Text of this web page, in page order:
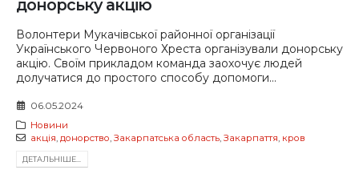
донорську акцію
Волонтери Мукачівської районної організації
Українського Червоного Хреста організували донорську
акцію. Своїм прикладом команда заохочує людей
долучатися до простого способу допомоги...
06.05.2024
Новини
акція, донорство, Закарпатська область, Закарпаття, кров
ДЕТАЛЬНIШЕ...